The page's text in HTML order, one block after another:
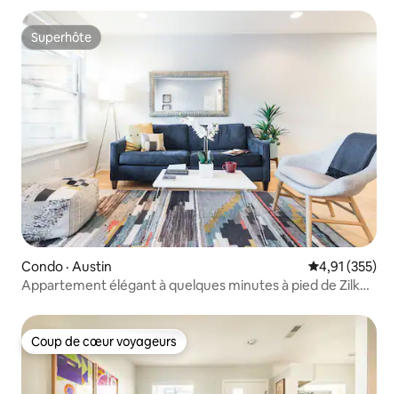
Superhôte
Superhôte
Condo · Austin Note
4,91 (355)
Appartement élégant à quelques minutes à pied de Zilker
Coup de cœur voyageurs
Coup de cœur voyageurs